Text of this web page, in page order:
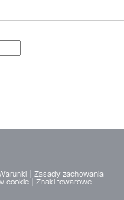
Zasady zachowania
cookie
Znaki towarowe